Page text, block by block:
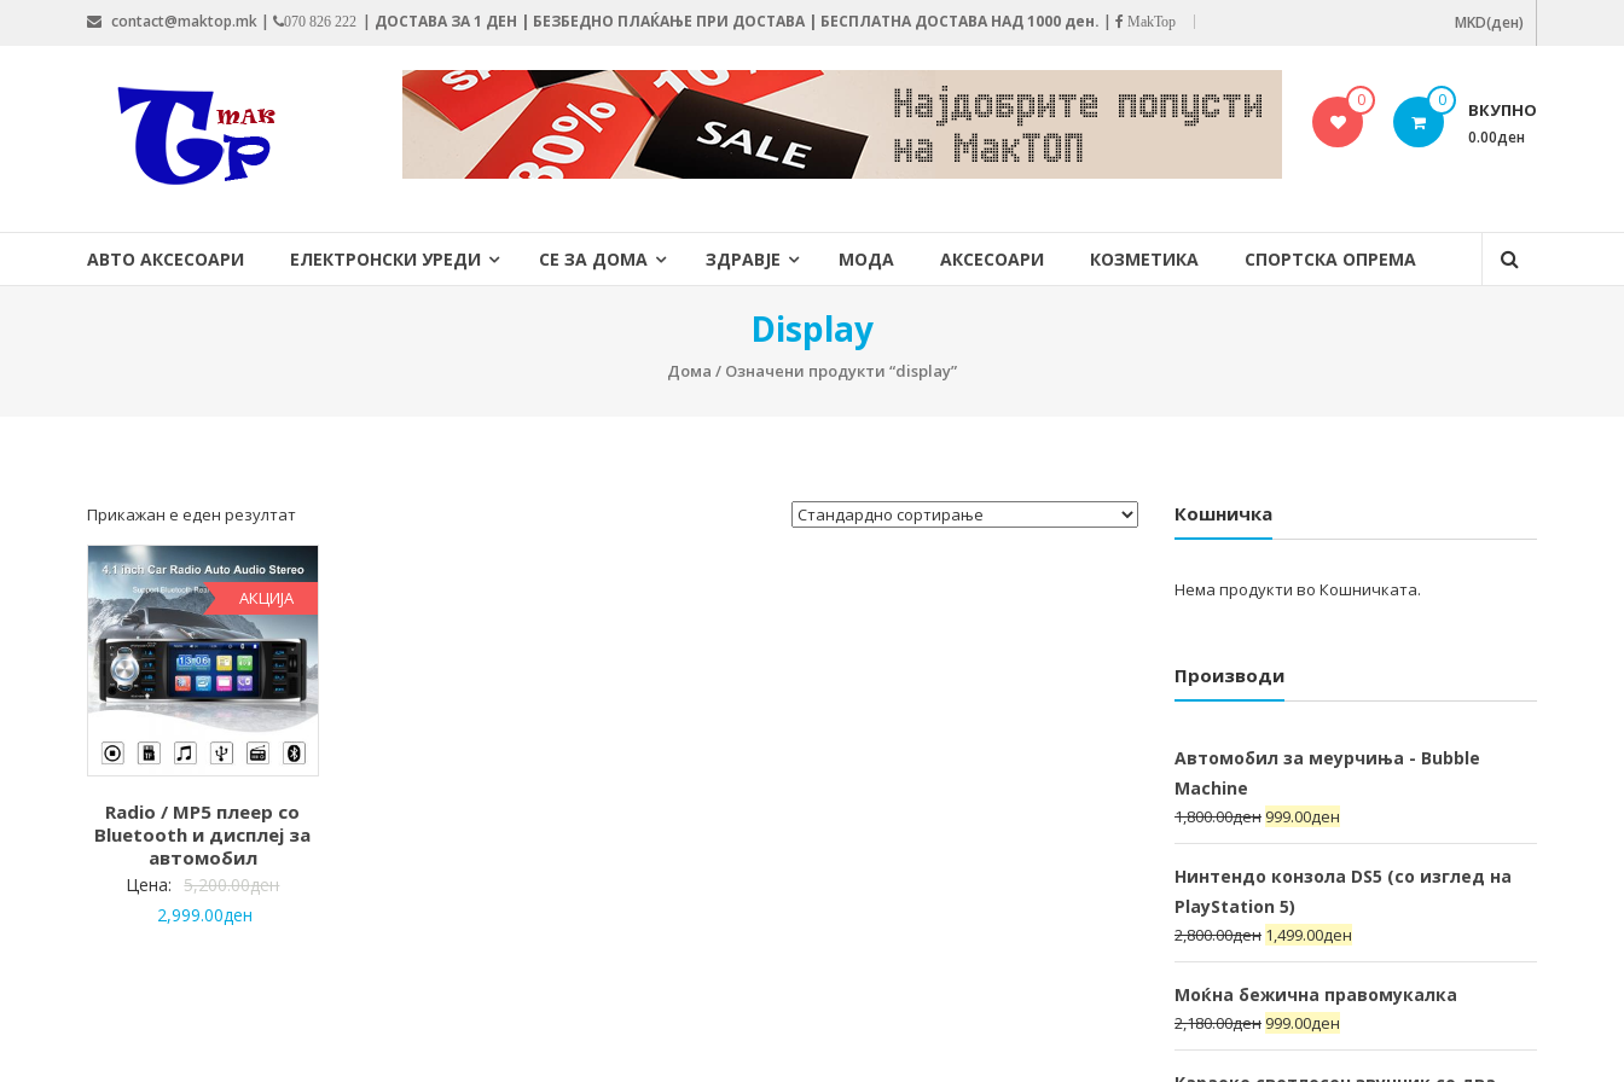
contact@maktop.mk | 070 826 222 | ДОСТАВА ЗА 1 ДЕН | БЕЗБЕДНО ПЛАЌАЊЕ ПРИ ДОСТАВА | БЕСПЛАТНА ДОСТАВА НАД 1000 ден. | MakTop MKD(ден)
MAKTOP.MK 0 0 ВКУПНО
0.00ден
АВТО АКСЕСОАРИ ЕЛЕКТРОНСКИ УРЕДИ СЕ ЗА ДОМА ЗДРАВЈЕ МОДА АКСЕСОАРИ КОЗМЕТИКА СПОРТСКА ОПРЕМА
Display
Дома / Означени продукти “display”
Прикажан е еден резултат
АКЦИЈА
Radio / MP5 плеер со
Bluetooth и дисплеј за
автомобил
Цена: 5,200.00ден
2,999.00ден
Кошничка
Нема продукти во Кошничката.
Производи
Автомобил за меурчиња - Bubble
Machine
1,800.00ден 999.00ден
Нинтендо конзола DS5 (со изглед на
PlayStation 5)
2,800.00ден 1,499.00ден
Моќна бежична правомукалка
2,180.00ден 999.00ден